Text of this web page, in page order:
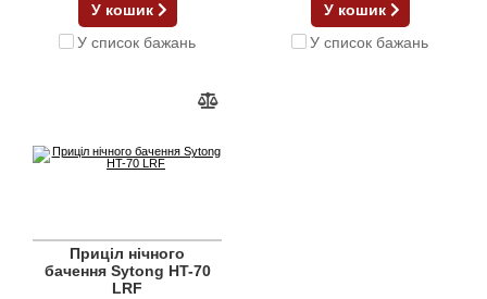
У кошик
У список бажань
У кошик
У список бажань
Приціл нічного
бачення Sytong HT-70
LRF